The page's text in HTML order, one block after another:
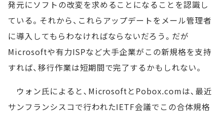
発元にソフトの改変を求めることになることを認識し
ている。それから、これらアップデートをメール管理者
に導入してもらわなければならないだろう。だが
Microsoftや有力ISPなど大手企業がこの新規格を支持
すれば、移行作業は短期間で完了するかもしれない。
ウォン氏によると、MicrosoftとPobox.comは、最近
サンフランシスコで行われたIETF会議でこの合体規格